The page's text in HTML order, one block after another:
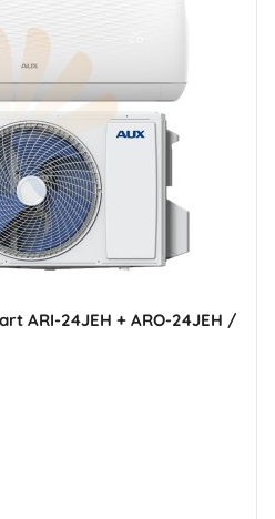
ARI-24JEH + ARO-24JEH /